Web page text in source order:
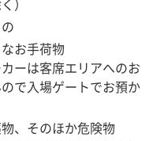
）
お手荷物
ーは客席エリアへのお
で入場ゲートでお預か
、そのほか危険物